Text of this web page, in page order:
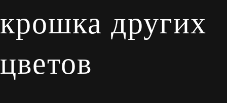
крошка других
цветов